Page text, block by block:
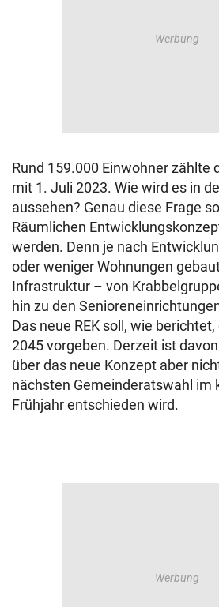
Rund 159.000 Einwohner zählte
mit 1. Juli 2023. Wie wird es in
aussehen? Genau diese Frage
Räumlichen
werden. Denn je nach
oder weniger Wohnungen
Infrastruktur – von
hin zu den
Das neue REK soll, wie
2045 vorgeben. Derzeit ist
über das neue Konzept aber
nächsten Gemeinderatswahl im
Frühjahr entschieden wird.